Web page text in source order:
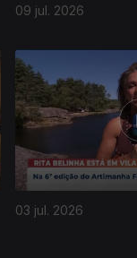
09 jul. 2026
03 jul. 2026